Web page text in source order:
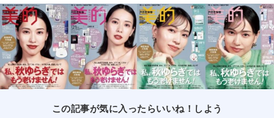
この記事が気に入ったらいいね！しよう